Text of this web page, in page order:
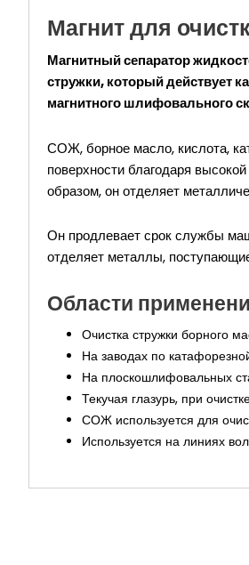
Магнит для
Магнитный сепаратор
стружки, который действует
магнитного шлифовального
СОЖ, борное масло, кислота,
поверхности благодаря
образом, он отделяет
Он продлевает срок службы
отделяет металлы,
Области
Очистка стружки борного
На заводах по
На плоскошлифовальных
Текучая глазурь, при
СОЖ используется для
Используется на линиях